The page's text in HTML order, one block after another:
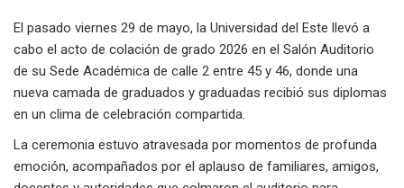
El pasado viernes 29 de mayo, la Universidad del Este llevó a
cabo el acto de colación de grado 2026 en el Salón Auditorio
de su Sede Académica de calle 2 entre 45 y 46, donde una
nueva camada de graduados y graduadas recibió sus diplomas
en un clima de celebración compartida.
La ceremonia estuvo atravesada por momentos de profunda
emoción, acompañados por el aplauso de familiares, amigos,